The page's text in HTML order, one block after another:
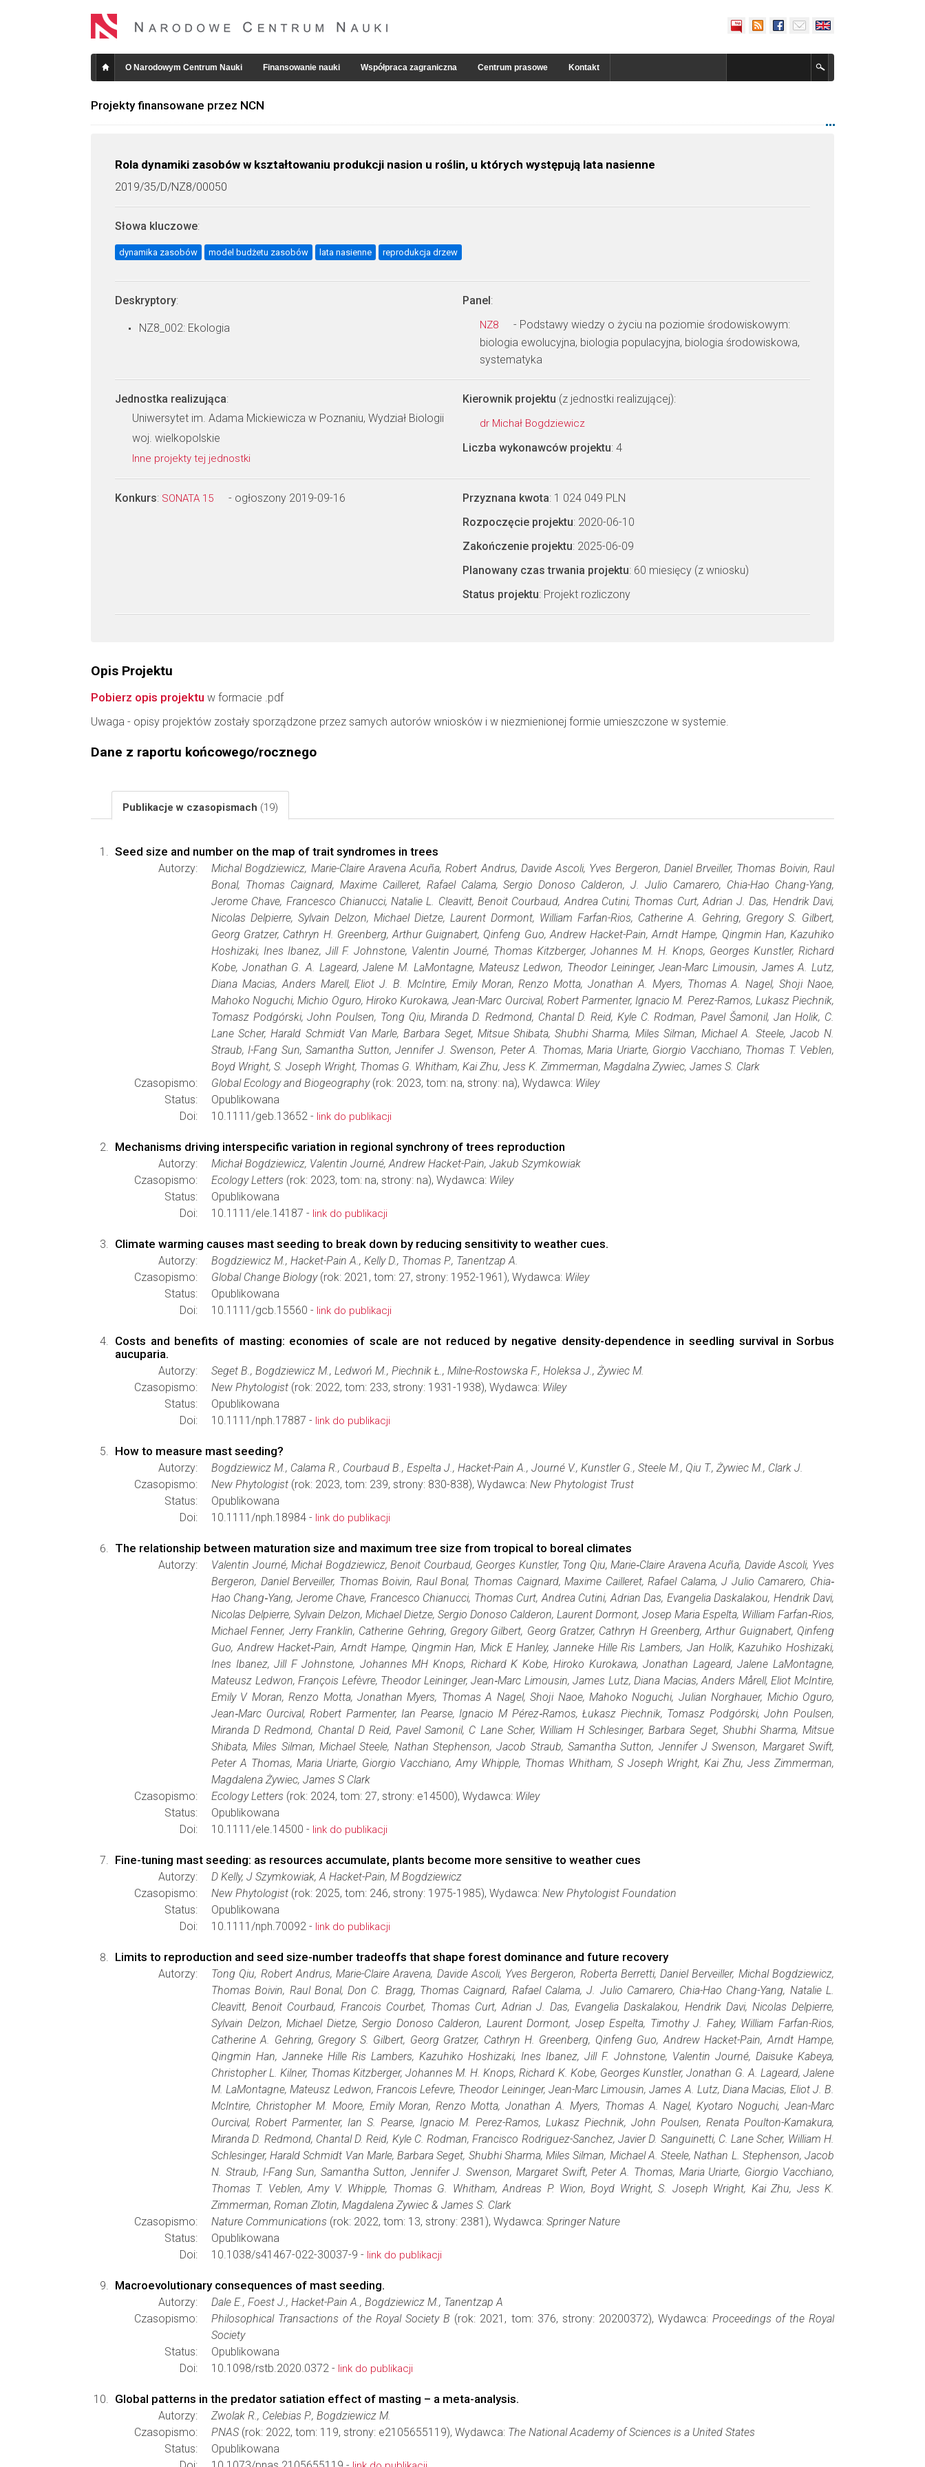
O Narodowym Centrum Nauki Finansowanie nauki Współpraca zagraniczna Centrum prasowe Kontakt
Projekty finansowane przez NCN
Rola dynamiki zasobów w kształtowaniu produkcji nasion u roślin, u których występują lata nasienne
2019/35/D/NZ8/00050
Słowa kluczowe:
dynamika zasobów model budżetu zasobów lata nasienne reprodukcja drzew
Deskryptory:
NZ8_002: Ekologia
Panel:
NZ8
- Podstawy wiedzy o życiu na poziomie środowiskowym:
biologia ewolucyjna, biologia populacyjna, biologia środowiskowa,
systematyka
Jednostka realizująca:
Uniwersytet im. Adama Mickiewicza w Poznaniu, Wydział Biologii
woj. wielkopolskie
Inne projekty tej jednostki
Kierownik projektu (z jednostki realizującej):
dr Michał Bogdziewicz
Liczba wykonawców projektu: 4
Konkurs: SONATA 15 - ogłoszony 2019-09-16 Przyznana kwota: 1 024 049 PLN
Rozpoczęcie projektu: 2020-06-10
Zakończenie projektu: 2025-06-09
Planowany czas trwania projektu: 60 miesięcy (z wniosku)
Status projektu: Projekt rozliczony
Opis Projektu
Pobierz opis projektu w formacie .pdf
Uwaga - opisy projektów zostały sporządzone przez samych autorów wniosków i w niezmienionej formie umieszczone w systemie.
Dane z raportu końcowego/rocznego
Publikacje w czasopismach (19)
Seed size and number on the map of trait syndromes in trees
Autorzy:
Michal Bogdziewicz, Marie-Claire Aravena Acuña, Robert Andrus, Davide Ascoli, Yves Bergeron, Daniel Brveiller, Thomas Boivin, Raul
Bonal, Thomas Caignard, Maxime Cailleret, Rafael Calama, Sergio Donoso Calderon, J. Julio Camarero, Chia-Hao Chang-Yang,
Jerome Chave, Francesco Chianucci, Natalie L. Cleavitt, Benoit Courbaud, Andrea Cutini, Thomas Curt, Adrian J. Das, Hendrik Davi,
Nicolas Delpierre, Sylvain Delzon, Michael Dietze, Laurent Dormont, William Farfan-Rios, Catherine A. Gehring, Gregory S. Gilbert,
Georg Gratzer, Cathryn H. Greenberg, Arthur Guignabert, Qinfeng Guo, Andrew Hacket-Pain, Arndt Hampe, Qingmin Han, Kazuhiko
Hoshizaki, Ines Ibanez, Jill F. Johnstone, Valentin Journé, Thomas Kitzberger, Johannes M. H. Knops, Georges Kunstler, Richard
Kobe, Jonathan G. A. Lageard, Jalene M. LaMontagne, Mateusz Ledwon, Theodor Leininger, Jean-Marc Limousin, James A. Lutz,
Diana Macias, Anders Marell, Eliot J. B. McIntire, Emily Moran, Renzo Motta, Jonathan A. Myers, Thomas A. Nagel, Shoji Naoe,
Mahoko Noguchi, Michio Oguro, Hiroko Kurokawa, Jean-Marc Ourcival, Robert Parmenter, Ignacio M. Perez-Ramos, Lukasz Piechnik,
Tomasz Podgórski, John Poulsen, Tong Qiu, Miranda D. Redmond, Chantal D. Reid, Kyle C. Rodman, Pavel Šamonil, Jan Holik, C.
Lane Scher, Harald Schmidt Van Marle, Barbara Seget, Mitsue Shibata, Shubhi Sharma, Miles Silman, Michael A. Steele, Jacob N.
Straub, I-Fang Sun, Samantha Sutton, Jennifer J. Swenson, Peter A. Thomas, Maria Uriarte, Giorgio Vacchiano, Thomas T. Veblen,
Boyd Wright, S. Joseph Wright, Thomas G. Whitham, Kai Zhu, Jess K. Zimmerman, Magdalna Zywiec, James S. Clark
Czasopismo:
Global Ecology and Biogeography(rok: 2023, tom: na, strony: na), Wydawca: Wiley
Status:
Opublikowana
Doi:
10.1111/geb.13652 - link do publikacji
Mechanisms driving interspecific variation in regional synchrony of trees reproduction
Autorzy:
Michał Bogdziewicz, Valentin Journé, Andrew Hacket-Pain, Jakub Szymkowiak
Czasopismo:
Ecology Letters (rok: 2023, tom: na, strony: na), Wydawca: Wiley
Status:
Opublikowana
Doi:
10.1111/ele.14187 - link do publikacji
Climate warming causes mast seeding to break down by reducing sensitivity to weather cues.
Autorzy:
Bogdziewicz M., Hacket-Pain A., Kelly D., Thomas P., Tanentzap A.
Czasopismo:
Global Change Biology(rok: 2021, tom: 27, strony: 1952-1961), Wydawca: Wiley
Status:
Opublikowana
Doi:
10.1111/gcb.15560 - link do publikacji
Costs and benefits of masting: economies of scale are not reduced by negative density-dependence in seedling survival in Sorbus
aucuparia.
Autorzy:
Seget B., Bogdziewicz M., Ledwoń M., Piechnik Ł., Milne-Rostowska F., Holeksa J., Żywiec M.
Czasopismo:
New Phytologist (rok: 2022, tom: 233, strony: 1931-1938), Wydawca: Wiley
Status:
Opublikowana
Doi:
10.1111/nph.17887 - link do publikacji
How to measure mast seeding?
Autorzy:
Bogdziewicz M., Calama R., Courbaud B., Espelta J., Hacket-Pain A., Journé V., Kunstler G., Steele M., Qiu T., Żywiec M., Clark J.
Czasopismo:
New Phytologist (rok: 2023, tom: 239, strony: 830-838), Wydawca: New Phytologist Trust
Status:
Opublikowana
Doi:
10.1111/nph.18984 - link do publikacji
The relationship between maturation size and maximum tree size from tropical to boreal climates
Autorzy:
Valentin Journé, Michał Bogdziewicz, Benoit Courbaud, Georges Kunstler, Tong Qiu, Marie‐Claire Aravena Acuña, Davide Ascoli, Yves
Bergeron, Daniel Berveiller, Thomas Boivin, Raul Bonal, Thomas Caignard, Maxime Cailleret, Rafael Calama, J Julio Camarero, Chia‐
Hao Chang‐Yang, Jerome Chave, Francesco Chianucci, Thomas Curt, Andrea Cutini, Adrian Das, Evangelia Daskalakou, Hendrik Davi,
Nicolas Delpierre, Sylvain Delzon, Michael Dietze, Sergio Donoso Calderon, Laurent Dormont, Josep Maria Espelta, William Farfan‐Rios,
Michael Fenner, Jerry Franklin, Catherine Gehring, Gregory Gilbert, Georg Gratzer, Cathryn H Greenberg, Arthur Guignabert, Qinfeng
Guo, Andrew Hacket‐Pain, Arndt Hampe, Qingmin Han, Mick E Hanley, Janneke Hille Ris Lambers, Jan Holík, Kazuhiko Hoshizaki,
Ines Ibanez, Jill F Johnstone, Johannes MH Knops, Richard K Kobe, Hiroko Kurokawa, Jonathan Lageard, Jalene LaMontagne,
Mateusz Ledwon, François Lefèvre, Theodor Leininger, Jean‐Marc Limousin, James Lutz, Diana Macias, Anders Mårell, Eliot McIntire,
Emily V Moran, Renzo Motta, Jonathan Myers, Thomas A Nagel, Shoji Naoe, Mahoko Noguchi, Julian Norghauer, Michio Oguro,
Jean‐Marc Ourcival, Robert Parmenter, Ian Pearse, Ignacio M Pérez‐Ramos, Łukasz Piechnik, Tomasz Podgórski, John Poulsen,
Miranda D Redmond, Chantal D Reid, Pavel Samonil, C Lane Scher, William H Schlesinger, Barbara Seget, Shubhi Sharma, Mitsue
Shibata, Miles Silman, Michael Steele, Nathan Stephenson, Jacob Straub, Samantha Sutton, Jennifer J Swenson, Margaret Swift,
Peter A Thomas, Maria Uriarte, Giorgio Vacchiano, Amy Whipple, Thomas Whitham, S Joseph Wright, Kai Zhu, Jess Zimmerman,
Magdalena Żywiec, James S Clark
Czasopismo:
Ecology Letters (rok: 2024, tom: 27, strony: e14500), Wydawca: Wiley
Status:
Opublikowana
Doi:
10.1111/ele.14500 - link do publikacji
Fine-tuning mast seeding: as resources accumulate, plants become more sensitive to weather cues
Autorzy:
D Kelly, J Szymkowiak, A Hacket-Pain, M Bogdziewicz
Czasopismo:
New Phytologist (rok: 2025, tom: 246, strony: 1975-1985), Wydawca: New Phytologist Foundation
Status:
Opublikowana
Doi:
10.1111/nph.70092 - link do publikacji
Limits to reproduction and seed size-number tradeoffs that shape forest dominance and future recovery
Autorzy:
Tong Qiu, Robert Andrus, Marie-Claire Aravena, Davide Ascoli, Yves Bergeron, Roberta Berretti, Daniel Berveiller, Michal Bogdziewicz,
Thomas Boivin, Raul Bonal, Don C. Bragg, Thomas Caignard, Rafael Calama, J. Julio Camarero, Chia-Hao Chang-Yang, Natalie L.
Cleavitt, Benoit Courbaud, Francois Courbet, Thomas Curt, Adrian J. Das, Evangelia Daskalakou, Hendrik Davi, Nicolas Delpierre,
Sylvain Delzon, Michael Dietze, Sergio Donoso Calderon, Laurent Dormont, Josep Espelta, Timothy J. Fahey, William Farfan-Rios,
Catherine A. Gehring, Gregory S. Gilbert, Georg Gratzer, Cathryn H. Greenberg, Qinfeng Guo, Andrew Hacket-Pain, Arndt Hampe,
Qingmin Han, Janneke Hille Ris Lambers, Kazuhiko Hoshizaki, Ines Ibanez, Jill F. Johnstone, Valentin Journé, Daisuke Kabeya,
Christopher L. Kilner, Thomas Kitzberger, Johannes M. H. Knops, Richard K. Kobe, Georges Kunstler, Jonathan G. A. Lageard, Jalene
M. LaMontagne, Mateusz Ledwon, Francois Lefevre, Theodor Leininger, Jean-Marc Limousin, James A. Lutz, Diana Macias, Eliot J. B.
McIntire, Christopher M. Moore, Emily Moran, Renzo Motta, Jonathan A. Myers, Thomas A. Nagel, Kyotaro Noguchi, Jean-Marc
Ourcival, Robert Parmenter, Ian S. Pearse, Ignacio M. Perez-Ramos, Lukasz Piechnik, John Poulsen, Renata Poulton-Kamakura,
Miranda D. Redmond, Chantal D. Reid, Kyle C. Rodman, Francisco Rodriguez-Sanchez, Javier D. Sanguinetti, C. Lane Scher, William H.
Schlesinger, Harald Schmidt Van Marle, Barbara Seget, Shubhi Sharma, Miles Silman, Michael A. Steele, Nathan L. Stephenson, Jacob
N. Straub, I-Fang Sun, Samantha Sutton, Jennifer J. Swenson, Margaret Swift, Peter A. Thomas, Maria Uriarte, Giorgio Vacchiano,
Thomas T. Veblen, Amy V. Whipple, Thomas G. Whitham, Andreas P. Wion, Boyd Wright, S. Joseph Wright, Kai Zhu, Jess K.
Zimmerman, Roman Zlotin, Magdalena Zywiec & James S. Clark
Czasopismo:
Nature Communications (rok: 2022, tom: 13, strony: 2381), Wydawca: Springer Nature
Status:
Opublikowana
Doi:
10.1038/s41467-022-30037-9 - link do publikacji
Macroevolutionary consequences of mast seeding.
Autorzy:
Dale E., Foest J., Hacket-Pain A., Bogdziewicz M., Tanentzap A
Czasopismo:
Philosophical Transactions of the Royal Society B (rok: 2021, tom: 376, strony: 20200372), Wydawca: Proceedings of the Royal
Society
Status:
Opublikowana
Doi:
10.1098/rstb.2020.0372 - link do publikacji
Global patterns in the predator satiation effect of masting – a meta-analysis.
Autorzy:
Zwolak R., Celebias P., Bogdziewicz M.
Czasopismo:
PNAS (rok: 2022, tom: 119, strony: e2105655119), Wydawca: The National Academy of Sciences is a United States
Status:
Opublikowana